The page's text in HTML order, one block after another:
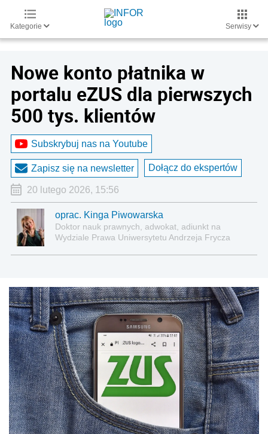
Kategorie Serwisy
Nowe konto płatnika w
portalu eZUS dla pierwszych
500 tys. klientów
Subskrybuj nas na Youtube
Zapisz się na newsletter Dołącz do ekspertów
20 lutego 2026, 15:56
oprac. Kinga Piwowarska
Doktor nauk prawnych, adwokat, adiunkt na
Wydziale Prawa Uniwersytetu Andrzeja Frycza
administracyjnoprawnych aspektach związanych z
pracą i pomocą socjalną.